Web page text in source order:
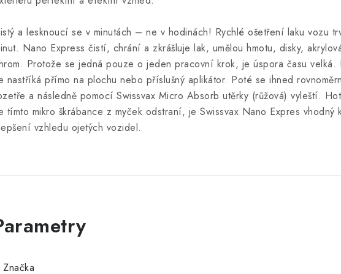
a lesknoucí se v minutách – ne v hodinách! Rychlé ošetření laku vozu
Nano Express čistí, chrání a zkrášluje lak, umělou hmotu, disky,
Protože se jedná pouze o jeden pracovní krok, je úspora času velká.
nastříká přímo na plochu nebo příslušný aplikátor. Poté se ihned
a následně pomocí Swissvax Micro Absorb utěrky (růžová) vyleští.
tímto mikro škrábance z myček odstraní, je Swissvax Nano Expres vhodný
vzhledu ojetých vozidel.
Značka